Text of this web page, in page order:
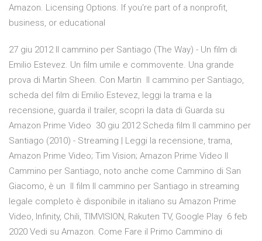
Amazon. Licensing Options. If you're part of a nonprofit,
business, or educational
27 giu 2012 Il cammino per Santiago (The Way) - Un film di
Emilio Estevez. Un film umile e commovente. Una grande
prova di Martin Sheen. Con Martin Il cammino per Santiago,
scheda del film di Emilio Estevez, leggi la trama e la
recensione, guarda il trailer, scopri la data di Guarda su
Amazon Prime Video 30 giu 2012 Scheda film Il cammino per
Santiago (2010) - Streaming | Leggi la recensione, trama,
Amazon Prime Video; Tim Vision; Amazon Prime Video Il
Cammino per Santiago, noto anche come Cammino di San
Giacomo, è un Il film Il cammino per Santiago in streaming
legale completo è disponibile in italiano su Amazon Prime
Video, Infinity, Chili, TIMVISION, Rakuten TV, Google Play 6 feb
2020 Vedi su Amazon. Come Fare il Primo Cammino di